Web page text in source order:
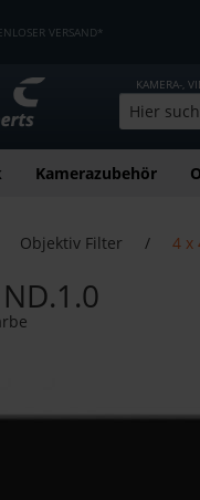
VERSAND*
KAMERA-,
Kamerazubehör
Objektiv Filter / 4 x